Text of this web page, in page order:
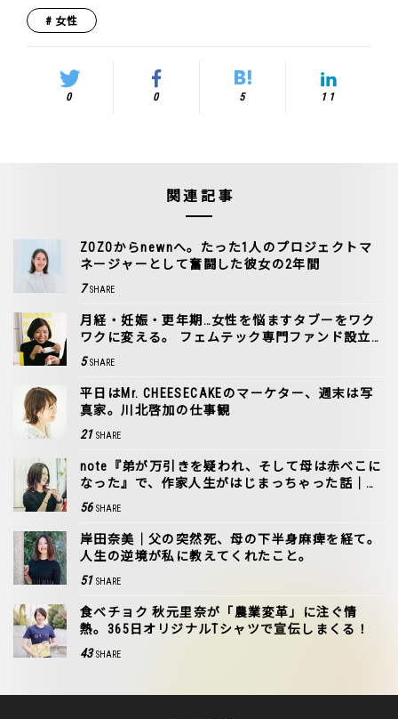
女性
0 0 5 11
関連記事
ZOZOからnewnへ。たった1人のプロジェクトマ
ネージャーとして奮闘した彼女の2年間
7 SHARE
月経・妊娠・更年期…女性を悩ますタブーをワク
ワクに変える。 フェムテック専門ファンド設立
に込めた思い
5 SHARE
平日はMr. CHEESECAKEのマーケター、週末は写
真家。川北啓加の仕事観
21 SHARE
note『弟が万引きを疑われ、そして母は赤べこに
なった』で、作家人生がはじまっちゃった話｜岸
田奈美
56 SHARE
岸田奈美｜父の突然死、母の下半身麻痺を経て。
人生の逆境が私に教えてくれたこと。
51 SHARE
食べチョク 秋元里奈が「農業変革」に注ぐ情
熱。365日オリジナルTシャツで宣伝しまくる！
43 SHARE